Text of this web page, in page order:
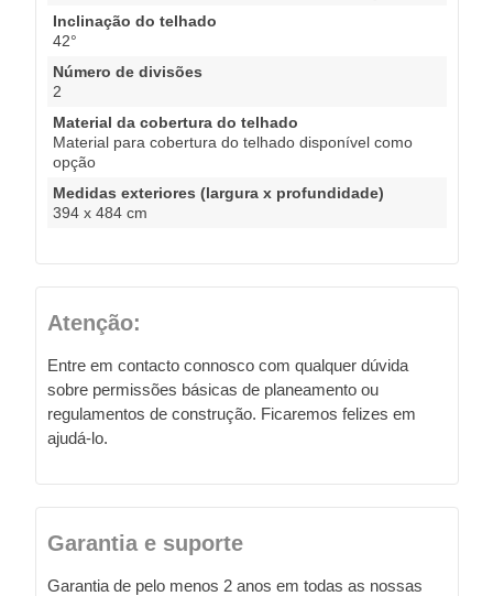
Inclinação do telhado
42°
Número de divisões
2
Material da cobertura do telhado
Material para cobertura do telhado disponível como
opção
Medidas exteriores (largura x profundidade)
394 x 484 cm
Atenção:
Entre em contacto connosco com qualquer dúvida
sobre permissões básicas de planeamento ou
regulamentos de construção. Ficaremos felizes em
ajudá-lo.
Garantia e suporte
Garantia de pelo menos 2 anos em todas as nossas